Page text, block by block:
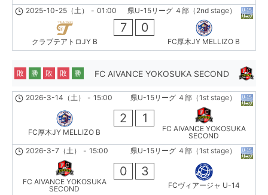
県U-15リーグ ４部（2nd stage）
2025-10-25（土） - 01:00
クラブテアトロJY B
7 0
FC厚木JY MELLIZO B
FC AIVANCE YOKOSUKA SECOND
敗 勝 敗 敗 勝
県U-15リーグ ４部（1st stage）
2026-3-14（土） - 15:00
FC厚木JY MELLIZO B
2 1
FC AIVANCE YOKOSUKA
SECOND
県U-15リーグ ４部（1st stage）
2026-3-7（土） - 15:00
FC AIVANCE YOKOSUKA
SECOND
0 3
FCヴィアージャ U-14